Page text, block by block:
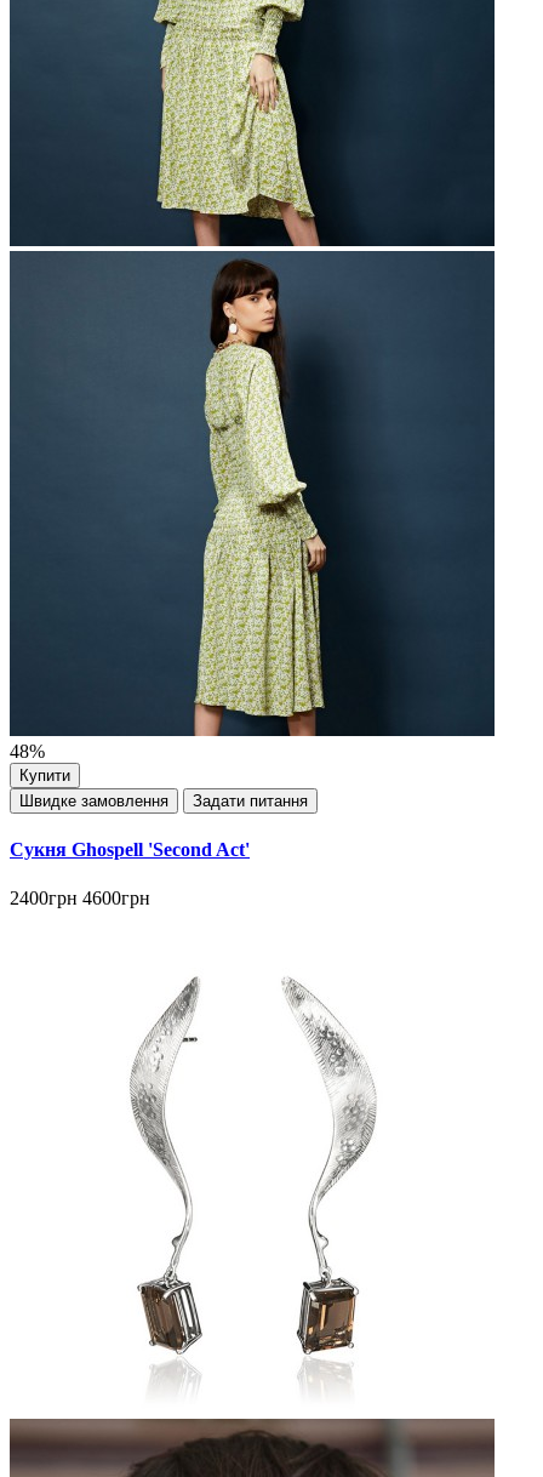
48%
Купити
Швидке замовлення
Задати питання
Сукня Ghospell 'Second Act'
2400грн 4600грн